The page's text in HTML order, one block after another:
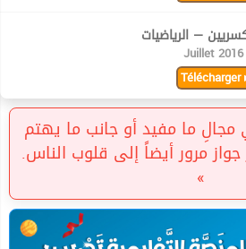
— الرياضيات
Télécharger
مجالِ ما مفيد أو جانب ما يهتم
جواز مرور أيضاً إلى قلوب الناس.
»